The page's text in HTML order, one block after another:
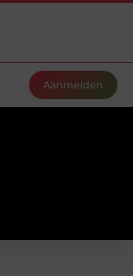
Aanmelden